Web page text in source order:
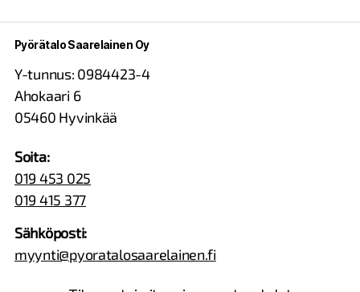
Pyörätalo Saarelainen Oy
Y-tunnus: 0984423-4
Ahokaari 6
05460 Hyvinkää
Soita:
019 453 025
019 415 377
Sähköposti:
myynti@pyoratalosaarelainen.fi